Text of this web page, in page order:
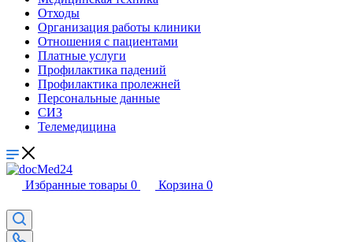
Отходы
Организация работы клиники
Отношения с пациентами
Платные услуги
Профилактика падений
Профилактика пролежней
Персональные данные
СИЗ
Телемедицина
Избранные товары 0 Корзина 0